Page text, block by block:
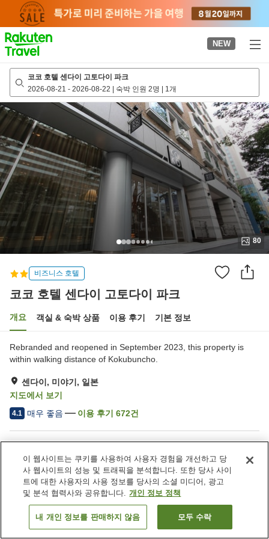
page
NEW
코코 호텔 센다이 고토다이 파크
2026-08-21 - 2026-08-22 | 숙박 인원 2명 | 1개
80
비즈니스 호텔
코코 호텔 센다이 고토다이 파크
개요 객실 & 숙박 상품 이용 후기 기본 정보
Rebranded and reopened in September 2023, this property is
within walking distance of Kokubuncho.
센다이, 미야기, 일본
지도에서 보기
4.1 매우 좋음 이용 후기 672건
Wi-Fi
역에서 도보 5분
레스토랑
라운지
객실 보기
이 웹사이트는 쿠키를 사용하여 사용자 경험을 개선하고 당
사 웹사이트의 성능 및 트래픽을 분석합니다. 또한 당사 사이
트에 대한 사용자의 사용 정보를 당사의 소셜 미디어, 광고
및 분석 협력사와 공유합니다. 개인 정보 정책
내 개인 정보를 판매하지 않음 모두 수락